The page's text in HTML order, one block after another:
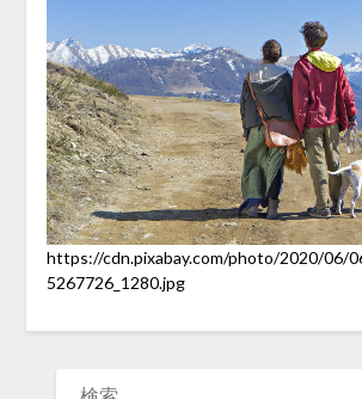
https://cdn.pixabay.com/photo/2020/06/
5267726_1280.jpg